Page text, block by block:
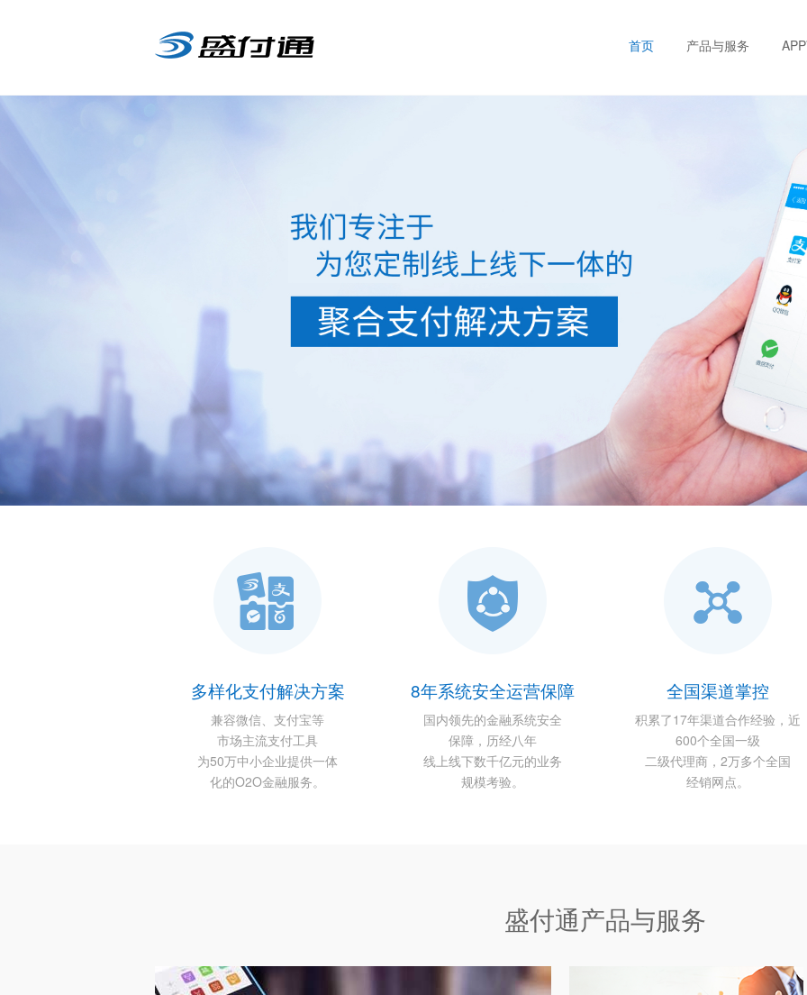
首页 产品与服务
多样化支付解决方案
兼容微信、支付宝等
市场主流支付工具
为50万中小企业提供一体
化的O2O金融服务。
8年系统安全运营保障
国内领先的金融系统安全
保障，历经八年
线上线下数千亿元的业务
规模考验。
全国渠道掌控
积累了17年渠道合作经验，近
600个全国一级
二级代理商，2万多个全国
经销网点。
盛付通产品与服务